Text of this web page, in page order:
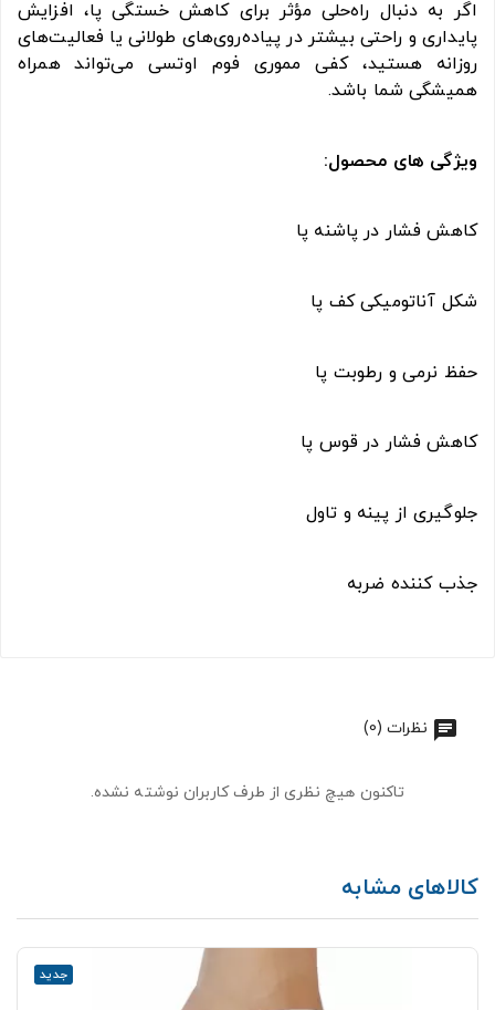
اگر به دنبال راه‌حلی مؤثر برای کاهش خستگی پا، افزایش
پایداری و راحتی بیشتر در پیاده‌روی‌های طولانی یا فعالیت‌های
روزانه هستید، کفی مموری فوم اوتسی می‌تواند همراه
همیشگی شما باشد.
ویژگی های محصول:
کاهش فشار در پاشنه پا
شکل آناتومیکی کف پا
حفظ نرمی و رطوبت پا
کاهش فشار در قوس پا
جلوگیری از پینه و تاول
جذب کننده ضربه
نظرات (0)
تاکنون هیچ نظری از طرف کاربران نوشته نشده.
کالاهای مشابه
جدید